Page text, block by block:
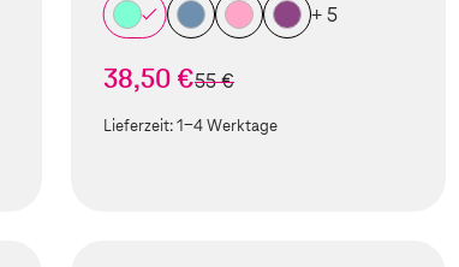
+ 5
38,50 €statt
55 €
Lieferzeit:1-4 Werktage